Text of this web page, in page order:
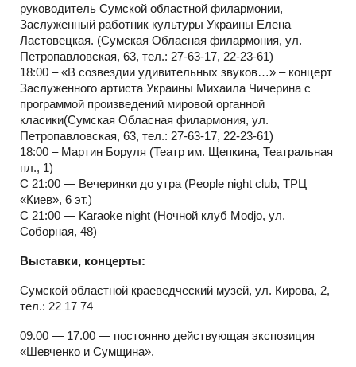
руководитель Сумской областной филармонии,
Заслуженный работник культуры Украины Елена
Ластовецкая. (Сумская Обласная филармония, ул.
Петропавловская, 63, тел.: 27-63-17, 22-23-61)
18:00 – «В созвездии удивительных звуков…» – концерт
Заслуженного артиста Украины Михаила Чичерина с
программой произведений мировой органной
класики(Сумская Обласная филармония, ул.
Петропавловская, 63, тел.: 27-63-17, 22-23-61)
18:00 – Мартин Боруля (Театр им. Щепкина, Театральная
пл., 1)
С 21:00 — Вечеринки до утра (People night club, ТРЦ
«Киев», 6 эт.)
С 21:00 — Karaoke night (Ночной клуб Modjo, ул.
Соборная, 48)
Выставки, концерты:
Сумской областной краеведческий музей, ул. Кирова, 2,
тел.: 22 17 74
09.00 — 17.00 — постоянно действующая экспозиция
«Шевченко и Сумщина».